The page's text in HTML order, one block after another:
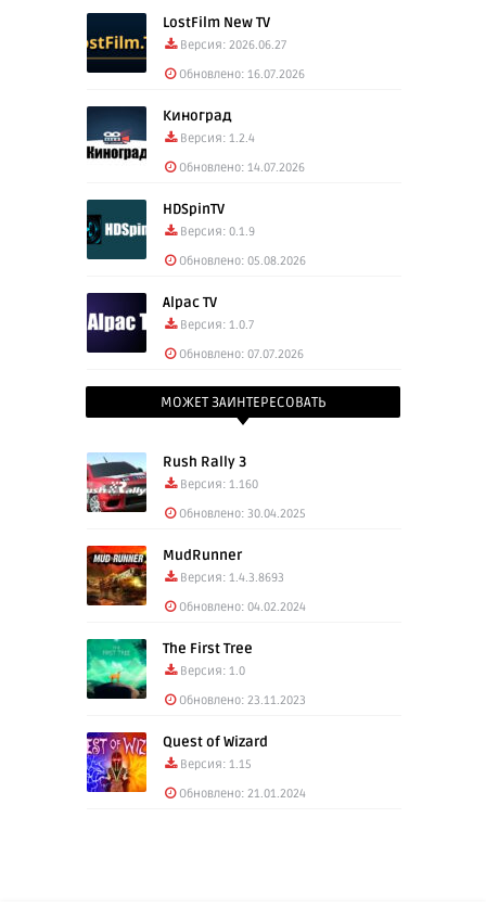
LostFilm New TV
Версия: 2026.06.27
Обновлено: 16.07.2026
Киноград
Версия: 1.2.4
Обновлено: 14.07.2026
HDSpinTV
Версия: 0.1.9
Обновлено: 05.08.2026
Alpac TV
Версия: 1.0.7
Обновлено: 07.07.2026
МОЖЕТ ЗАИНТЕРЕСОВАТЬ
Rush Rally 3
Версия: 1.160
Обновлено: 30.04.2025
MudRunner
Версия: 1.4.3.8693
Обновлено: 04.02.2024
The First Tree
Версия: 1.0
Обновлено: 23.11.2023
Quest of Wizard
Версия: 1.15
Обновлено: 21.01.2024